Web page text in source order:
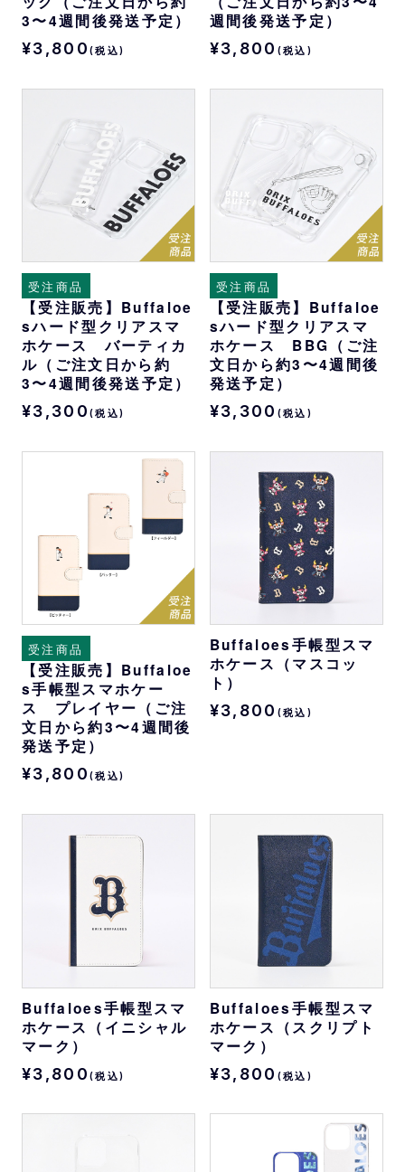
3〜4週間後発送予定）
¥3,800 (税込)
週間後発送予定）
¥3,800 (税込)
受注商品
【受注販売】Buffaloe
sハード型クリアスマ
ホケース バーティカ
ル（ご注文日から約
3〜4週間後発送予定）
¥3,300 (税込)
受注商品
【受注販売】Buffaloe
sハード型クリアスマ
ホケース BBG（ご注
文日から約3〜4週間後
発送予定）
¥3,300 (税込)
受注商品
【受注販売】Buffaloe
s手帳型スマホケー
ス プレイヤー（ご注
文日から約3〜4週間後
発送予定）
¥3,800 (税込)
Buffaloes手帳型スマ
ホケース（マスコッ
ト）
¥3,800 (税込)
Buffaloes手帳型スマ
ホケース（イニシャル
マーク）
¥3,800 (税込)
Buffaloes手帳型スマ
ホケース（スクリプト
マーク）
¥3,800 (税込)